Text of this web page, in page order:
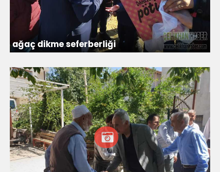
ağaç dikme seferberliği